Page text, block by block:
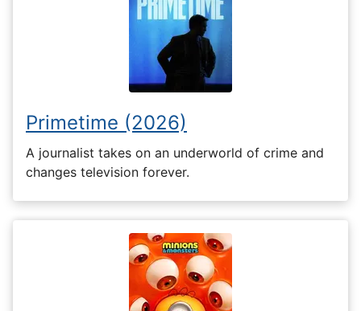
Primetime (2026)
A journalist takes on an underworld of crime and
changes television forever.